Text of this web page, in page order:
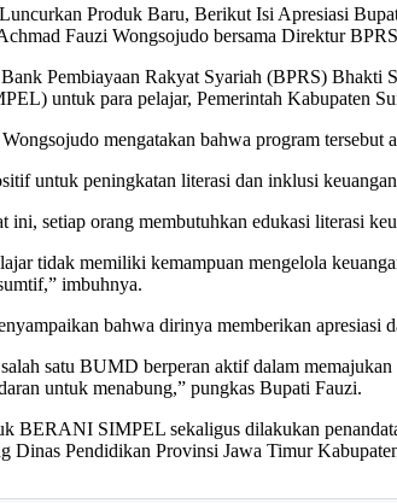
Fauzi Wongsojudo bersama Direktur
Pembiayaan Rakyat Syariah (BPRS) Bhakti
untuk para pelajar, Pemerintah Kabupaten
mengatakan bahwa program
untuk peningkatan literasi dan inklusi
ini, setiap orang membutuhkan edukasi literasi
tidak memiliki kemampuan mengelola
imbuhnya.
bahwa dirinya memberikan apresiasi
satu BUMD berperan aktif dalam
untuk menabung,” pungkas Bupati Fauzi.
BERANI SIMPEL sekaligus dilakukan
Dinas Pendidikan Provinsi Jawa Timur